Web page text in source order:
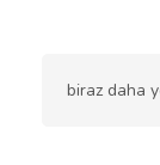
biraz daha